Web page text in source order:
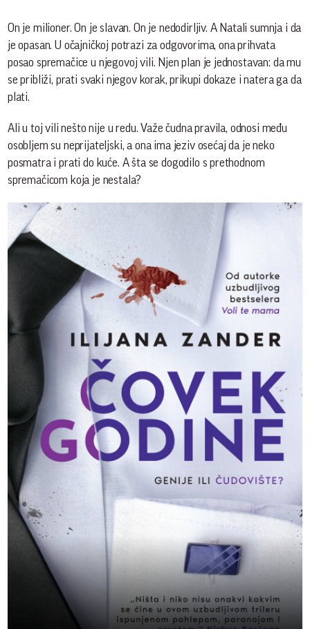
On je milioner. On je slavan. On je nedodirljiv. A Natali sumnja i da
je opasan. U očajničkoj potrazi za odgovorima, ona prihvata
posao spremačice u njegovoj vili. Njen plan je jednostavan: da mu
se približi, prati svaki njegov korak, prikupi dokaze i natera ga da
plati.
Ali u toj vili nešto nije u redu. Važe čudna pravila, odnosi među
osobljem su neprijateljski, a ona ima jeziv osećaj da je neko
posmatra i prati do kuće. A šta se dogodilo s prethodnom
spremačicom koja je nestala?